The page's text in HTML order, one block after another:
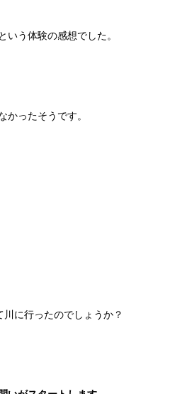
という体験の感想でした。
かったそうです。
に行ったのでしょうか？